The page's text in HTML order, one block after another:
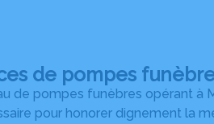
de pompes
de pompes funèbres opérant à
pour honorer dignement la